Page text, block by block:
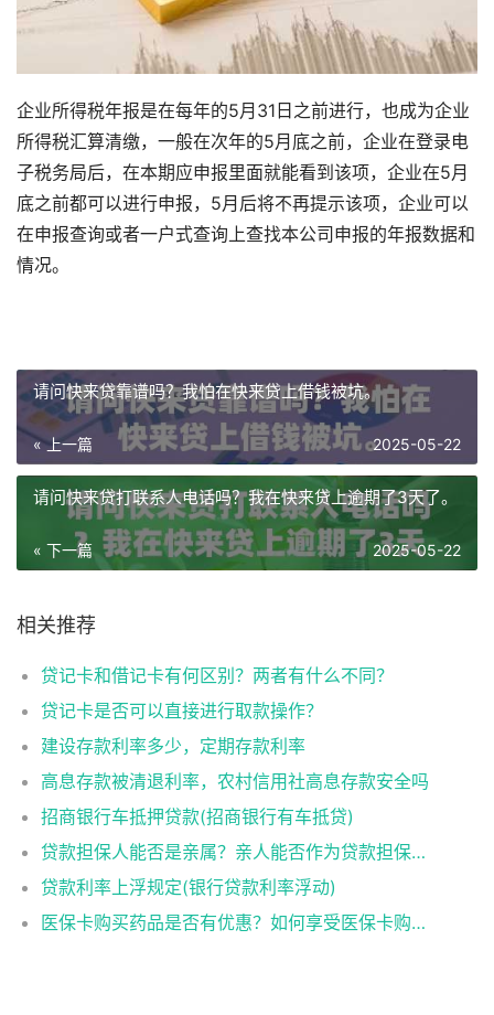
企业所得税年报是在每年的5月31日之前进行，也成为企业
所得税汇算清缴，一般在次年的5月底之前，企业在登录电
子税务局后，在本期应申报里面就能看到该项，企业在5月
底之前都可以进行申报，5月后将不再提示该项，企业可以
在申报查询或者一户式查询上查找本公司申报的年报数据和
情况。
请问快来贷靠谱吗？我怕在快来贷上借钱被坑。
« 上一篇 2025-05-22
请问快来贷打联系人电话吗？我在快来贷上逾期了3天了。
« 下一篇 2025-05-22
相关推荐
贷记卡和借记卡有何区别？两者有什么不同？
贷记卡是否可以直接进行取款操作？
建设存款利率多少，定期存款利率
高息存款被清退利率，农村信用社高息存款安全吗
招商银行车抵押贷款(招商银行有车抵贷)
贷款担保人能否是亲属？亲人能否作为贷款担保人？
贷款利率上浮规定(银行贷款利率浮动)
医保卡购买药品是否有优惠？如何享受医保卡购药优惠？